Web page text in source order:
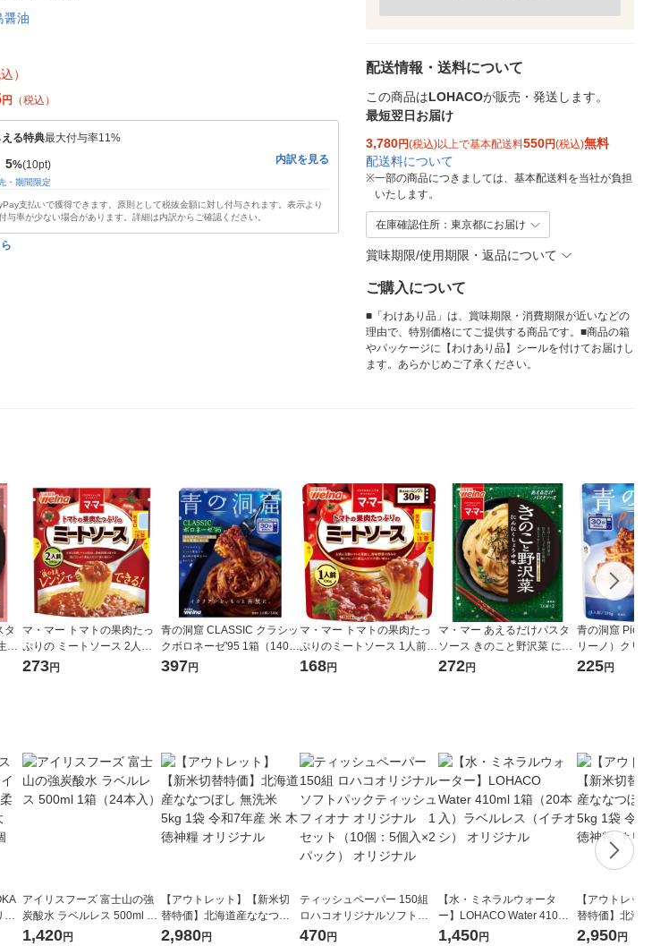
醤油
）
円 （税込）
る特典最大付与率11%
5%(10pt)
・期間限定
内訳を見る
支払いで獲得できます。原則として税抜金額に対し付与されます。表示より
与率が少ない場合があります。詳細は内訳からご確認ください。
配送情報・送料について
この商品はLOHACOが販売・発送します。
最短翌日お届け
3,780円(税込)以上で基本配送料550円(税込)無料
配送料について
※一部の商品につきましては、基本配送料を当社が負担
いたします。
在庫確認住所：東京都にお届け
賞味期限/使用期限・返品について
ご購入について
■「わけあり品」は、賞味期限・消費期限が近いなどの
理由で、特別価格にてご提供する商品です。■商品の箱
やパッケージに【わけあり品】シールを付けてお届けし
ます。あらかじめご了承ください。
タ
風
マ・マー トマトの果肉たっ
ぷりの ミートソース 2人前 1
個 日清製粉ウェルナ レンジ
273円
青の洞窟 CLASSIC クラシッ
クボロネーゼ'95 1箱（140
g） パスタソース レンジ
397円
マ・マー トマトの果肉たっ
ぷりのミートソース 1人前
1個
168円
マ・マー あえるだけパスタ
ソース きのこと野沢菜 にん
にくしょうゆ味 1人前×2 1
272円
青の洞窟
リーノ）クリ
ーゼ 120g 1人
225円
リ
超
アイリスフーズ 富士山の強
炭酸水 ラベルレス 500ml 1
箱（24本入）
1,420円
【アウトレット】【新米切
替特価】北海道産ななつぼ
し 無洗米 5kg 1袋 令和7年産
2,980円
ティッシュペーパー 150組
ロハコオリジナルソフトパ
ックティッシュ フィオナ オ
470円
【水・ミネラルウォータ
ー】LOHACO Water 410ml
1箱（20本入）ラベルレス
1,450円
【アウトレッ
替特価】北海
し 精白米 5kg
2,950円